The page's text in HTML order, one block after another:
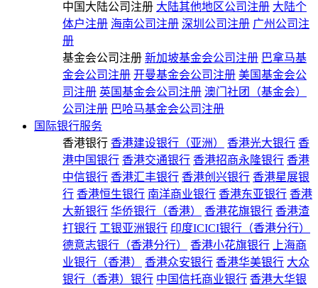
中国大陆公司注册 大陆其他地区公司注册 大陆个
体户注册 海南公司注册 深圳公司注册 广州公司注
册
基金会公司注册 新加坡基金会公司注册 巴拿马基
金会公司注册 开曼基金会公司注册 美国基金会公
司注册 英国基金会公司注册 澳门社团（基金会）
公司注册 巴哈马基金会公司注册
国际银行服务
香港银行 香港建设银行（亚洲） 香港光大银行 香
港中国银行 香港交通银行 香港招商永隆银行 香港
中信银行 香港汇丰银行 香港创兴银行 香港星展银
行 香港恒生银行 南洋商业银行 香港东亚银行 香港
大新银行 华侨银行（香港） 香港花旗银行 香港渣
打银行 工银亚洲银行 印度ICICI银行（香港分行）
德意志银行（香港分行）
香港小花旗银行
上海商
业银行（香港）
香港众安银行 香港华美银行 大众
银行（香港）银行 中国信托商业银行 香港大华银